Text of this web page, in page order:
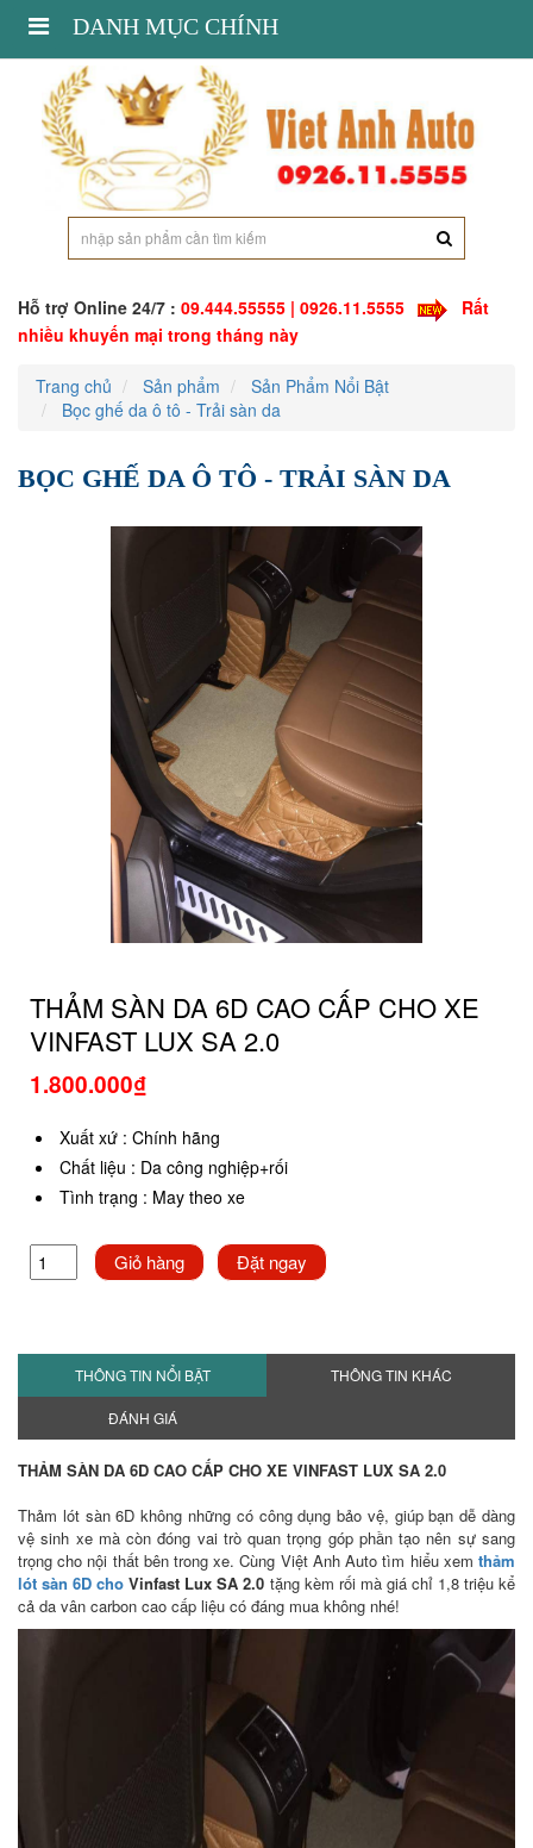
Hỗ trợ Online 24/7 : 09.444.55555 | 0926.11.5555
Rất
nhiều khuyến mại trong tháng này
Toggle
DANH MỤC CHÍNH
Trang chủ Sản phẩm
Sản Phẩm Nổi Bật
Bọc ghế da ô tô - Trải sàn da
BỌC GHẾ DA Ô TÔ - TRẢI SÀN DA
THẢM SÀN DA 6D CAO CẤP CHO XE
VINFAST LUX SA 2.0
1.800.000₫
Xuất xứ : Chính hãng
Chất liệu : Da công nghiệp+rối
Tình trạng : May theo xe
Giỏ hàng Đặt ngay
THÔNG TIN NỔI BẬT THÔNG TIN KHÁC
ĐÁNH GIÁ
THẢM SÀN DA 6D CAO CẤP CHO XE VINFAST LUX SA 2.0
Thảm lót sàn 6D không những có công dụng bảo vệ, giúp bạn dễ dàng
vệ sinh xe mà còn đóng vai trò quan trọng góp phần tạo nên sự sang
trọng cho nội thất bên trong xe. Cùng Việt Anh Auto tìm hiểu xem thảm
lót sàn 6D choVinfast Lux SA 2.0 tặng kèm rối mà giá chỉ 1,8 triệu kể
cả da vân carbon cao cấp liệu có đáng mua không nhé!